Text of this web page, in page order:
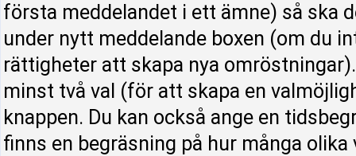
första meddelandet i ett ämne) så ska
under nytt meddelande boxen (om du
rättigheter att skapa nya
minst två val (för att skapa en
knappen. Du kan också ange en
finns en begräsning på hur många